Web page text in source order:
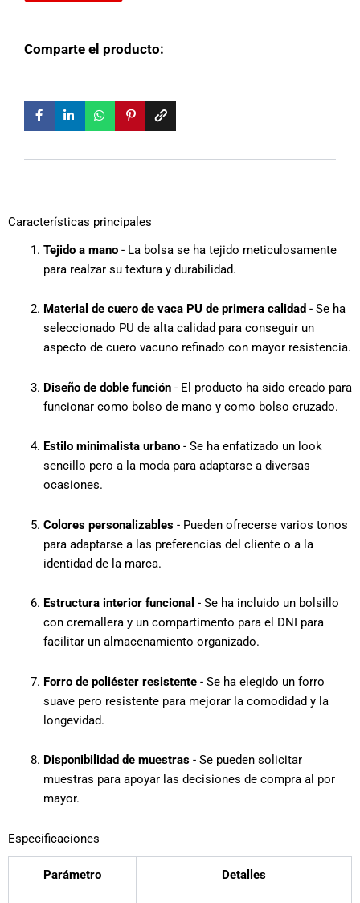
Comparte el producto:
Características principales
Tejido a mano- La bolsa se ha tejido meticulosamente
para realzar su textura y durabilidad.
Material de cuero de vaca PU de primera calidad - Se ha
seleccionado PU de alta calidad para conseguir un
aspecto de cuero vacuno refinado con mayor resistencia.
Diseño de doble función- El producto ha sido creado para
funcionar como bolso de mano y como bolso cruzado.
Estilo minimalista urbano- Se ha enfatizado un look
sencillo pero a la moda para adaptarse a diversas
ocasiones.
Colores personalizables- Pueden ofrecerse varios tonos
para adaptarse a las preferencias del cliente o a la
identidad de la marca.
Estructura interior funcional - Se ha incluido un bolsillo
con cremallera y un compartimento para el DNI para
facilitar un almacenamiento organizado.
Forro de poliéster resistente- Se ha elegido un forro
suave pero resistente para mejorar la comodidad y la
longevidad.
Disponibilidad de muestras- Se pueden solicitar
muestras para apoyar las decisiones de compra al por
mayor.
Especificaciones
Parámetro Detalles